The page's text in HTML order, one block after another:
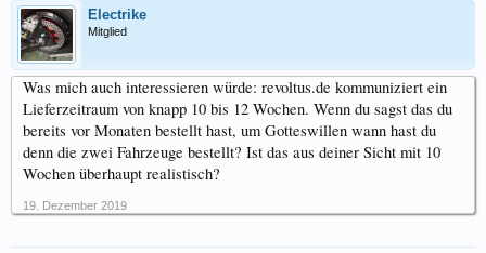
Electrike
Mitglied
Was mich auch interessieren würde: revoltus.de kommuniziert ein
Lieferzeitraum von knapp 10 bis 12 Wochen. Wenn du sagst das du
bereits vor Monaten bestellt hast, um Gotteswillen wann hast du
denn die zwei Fahrzeuge bestellt? Ist das aus deiner Sicht mit 10
Wochen überhaupt realistisch?
19. Dezember 2019